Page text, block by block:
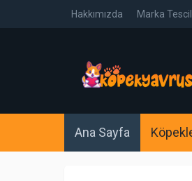
Hakkımızda Marka
Ana Sayfa